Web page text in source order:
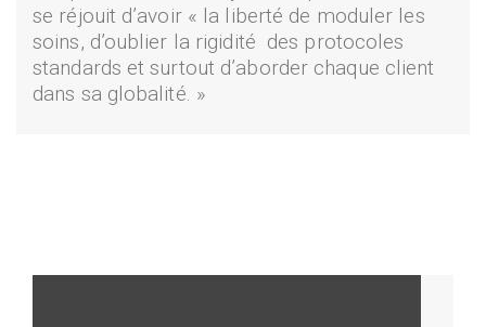
se réjouit d’avoir « la liberté de moduler les
soins, d’oublier la rigidité des protocoles
standards et surtout d’aborder chaque client
dans sa globalité. »